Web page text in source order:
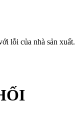
lỗi của nhà sản xuất.